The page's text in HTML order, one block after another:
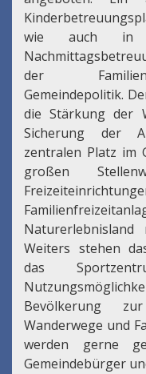
wie auch in
der
Gemeindepolitik.
die Stärkung der
Sicherung der
zentralen Platz im
großen
Weiters stehen
das
Bevölkerung
Wanderwege und
werden gerne
Gemeindebürger